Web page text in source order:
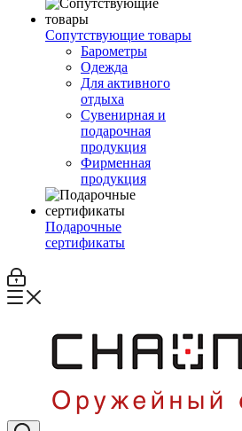
Сопутствующие товары
Барометры
Одежда
Для активного
отдыха
Сувенирная и
подарочная
продукция
Фирменная
продукция
Подарочные
сертификаты